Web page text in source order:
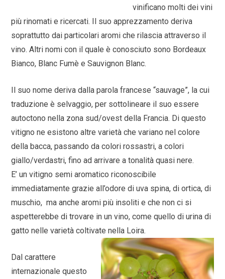
vinificano molti dei vini
più rinomati e ricercati. Il suo apprezzamento deriva
soprattutto dai particolari aromi che rilascia attraverso il
vino. Altri nomi con il quale è conosciuto sono Bordeaux
Bianco, Blanc Fumè e Sauvignon Blanc.
Il suo nome deriva dalla parola francese “sauvage”, la cui
traduzione è selvaggio, per sottolineare il suo essere
autoctono nella zona sud/ovest della Francia. Di questo
vitigno ne esistono altre varietà che variano nel colore
della bacca, passando da colori rossastri, a colori
giallo/verdastri, fino ad arrivare a tonalità quasi nere.
E’ un vitigno semi aromatico riconoscibile
immediatamente grazie all’odore di uva spina, di ortica, di
muschio, ma anche aromi più insoliti e che non ci si
aspetterebbe di trovare in un vino, come quello di urina di
gatto nelle varietà coltivate nella Loira.
Dal carattere
internazionale questo